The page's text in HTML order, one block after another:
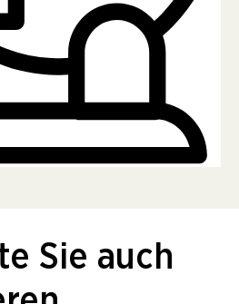
Sie auch